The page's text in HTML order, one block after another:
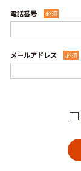
電話番号 必須
メールアドレス 必須